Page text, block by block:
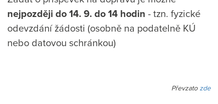
nejpozději do 14. 9. do 14 hodin - tzn. fyzické
odevzdání žádosti (osobně na podatelně KÚ
nebo datovou schránkou)
Převzatozde